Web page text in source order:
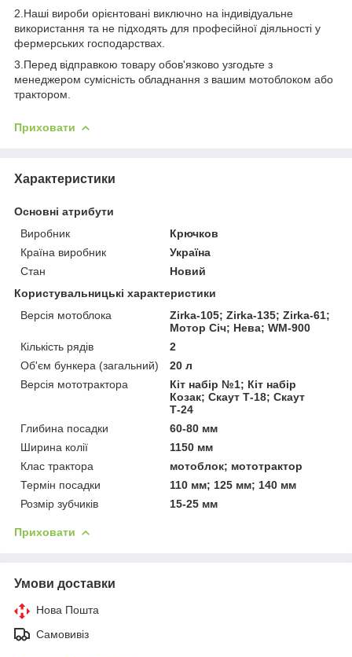
2.Наші вироби орієнтовані виключно на індивідуальне
використання та не підходять для професійної діяльності у
фермерських господарствах.
3.Перед відправкою товару обов'язково узгодьте з
менеджером сумісність обладнання з вашим мотоблоком або
трактором.
Приховати
Характеристики
Основні атрибути
Виробник
Крючков
Країна виробник
Україна
Стан
Новий
Користувальницькі характеристики
Версія мотоблока
Zirka-105; Zirka-135; Zirka-61;
Мотор Січ; Нева; WM-900
Кількість рядів
2
Об'єм бункера (загальний)
20 л
Версія мототрактора
Кіт набір №1; Кіт набір
Козак; Скаут Т-18; Скаут
Т-24
Глибина посадки
60-80 мм
Ширина колії
1150 мм
Клас трактора
мотоблок; мототрактор
Термін посадки
110 мм; 125 мм; 140 мм
Розмір зубчиків
15-25 мм
Приховати
Умови доставки
Нова Пошта
Самовивіз